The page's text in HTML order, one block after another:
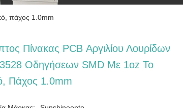
πάχος 1.0mm
Πίνακας PCB Αργιλίου Λουρίδων
Οδηγήσεων SMD Με 1oz Το
Πάχος 1.0mm